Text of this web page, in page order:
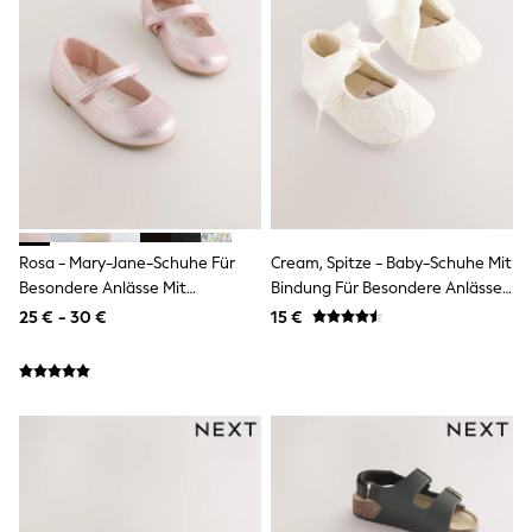
Wellies
Wide Fit
Shoes
All Underwear
Nighties
Pyjamas
Robes
Bags
All Occasionwear
All Partywear
Wedding
Dresses
Rosa - Mary-Jane-Schuhe Für
Besondere Anlässe Mit
Klettverschluss
25 € - 30 €
Cream, Spitze - Baby-Schuhe Mit
Bindung Für Besondere Anlässe
(0–24 M.)
15 €